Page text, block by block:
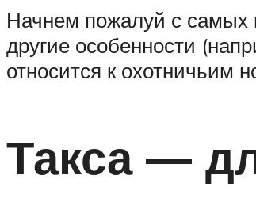
Начнем пожалуй с самых
другие особенности
относится к охотничьим
Такса —